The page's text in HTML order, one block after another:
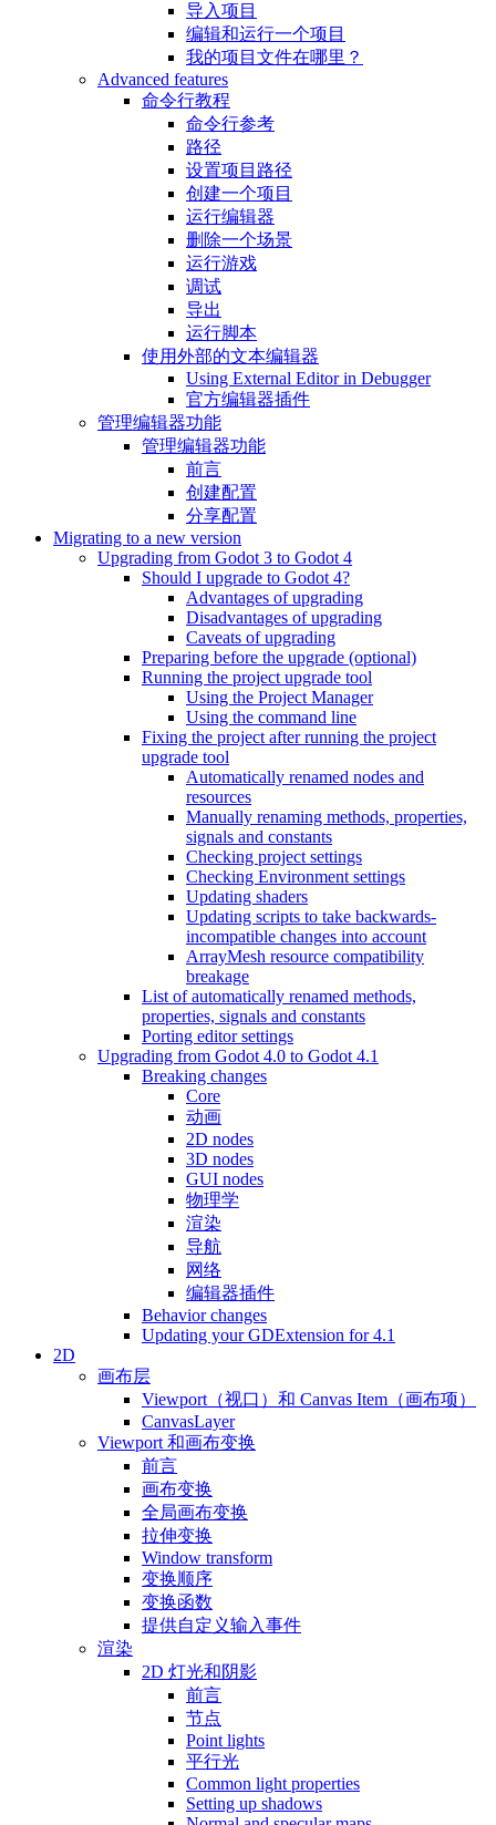
导入项目
编辑和运行一个项目
我的项目文件在哪里？
Advanced features
命令行教程
命令行参考
路径
设置项目路径
创建一个项目
运行编辑器
删除一个场景
运行游戏
调试
导出
运行脚本
使用外部的文本编辑器
Using External Editor in Debugger
官方编辑器插件
管理编辑器功能
管理编辑器功能
前言
创建配置
分享配置
Migrating to a new version
Upgrading from Godot 3 to Godot 4
Should I upgrade to Godot 4?
Advantages of upgrading
Disadvantages of upgrading
Caveats of upgrading
Preparing before the upgrade (optional)
Running the project upgrade tool
Using the Project Manager
Using the command line
Fixing the project after running the project
upgrade tool
Automatically renamed nodes and
resources
Manually renaming methods, properties,
signals and constants
Checking project settings
Checking Environment settings
Updating shaders
Updating scripts to take backwards-
incompatible changes into account
ArrayMesh resource compatibility
breakage
List of automatically renamed methods,
properties, signals and constants
Porting editor settings
Upgrading from Godot 4.0 to Godot 4.1
Breaking changes
Core
动画
2D nodes
3D nodes
GUI nodes
物理学
渲染
导航
网络
编辑器插件
Behavior changes
Updating your GDExtension for 4.1
2D
画布层
Viewport（视口）和 Canvas Item（画布项）
CanvasLayer
Viewport 和画布变换
前言
画布变换
全局画布变换
拉伸变换
Window transform
变换顺序
变换函数
提供自定义输入事件
渲染
2D 灯光和阴影
前言
节点
Point lights
平行光
Common light properties
Setting up shadows